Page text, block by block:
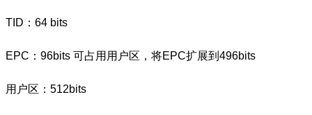
TID：64 bits
EPC：96bits 可占用用户区，将EPC扩展到496bits
用户区：512bits